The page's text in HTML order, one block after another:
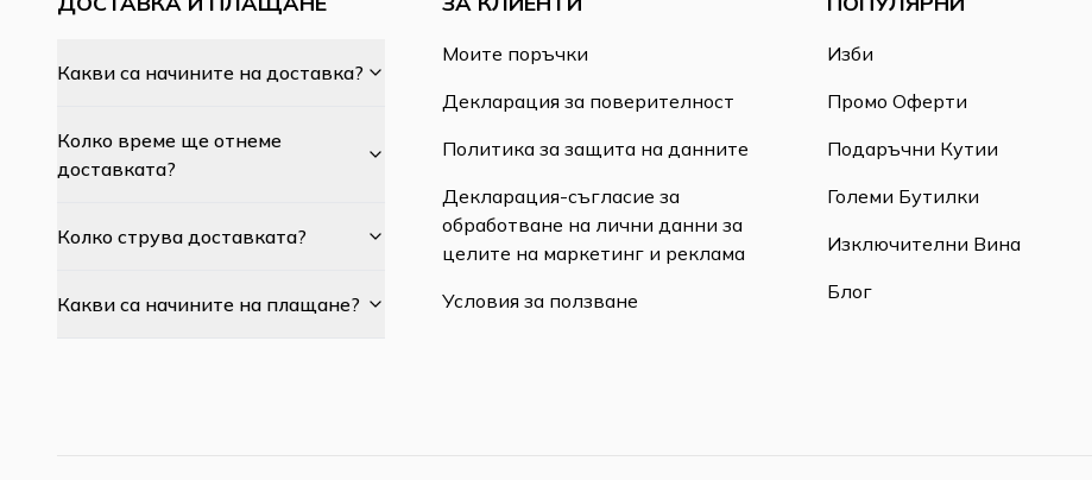
Какви са начините на доставка?
Колко време ще отнеме
доставката?
Колко струва доставката?
Какви са начините на плащане?
Моите поръчки
Декларация за поверителност
Политика за защита на данните
Декларация-съгласие за
обработване на лични данни за
целите на маркетинг и реклама
Условия за ползване
Изби
Промо Оферти
Подаръчни Кутии
Големи Бутилки
Изключителни Вина
Блог